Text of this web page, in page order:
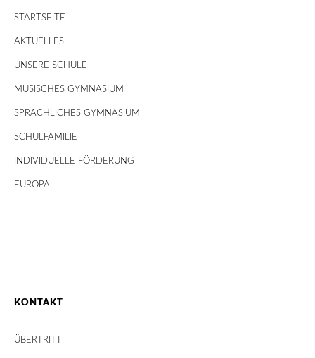
STARTSEITE
AKTUELLES
UNSERE SCHULE
MUSISCHES GYMNASIUM
SPRACHLICHES GYMNASIUM
SCHULFAMILIE
INDIVIDUELLE FÖRDERUNG
EUROPA
KONTAKT
ÜBERTRITT